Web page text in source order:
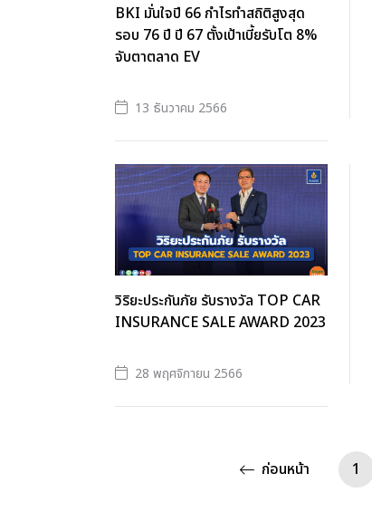
BKI มั่นใจปี 66 กำไรทำสถิติสูงสุด
รอบ 76 ปี ปี 67 ตั้งเป้าเบี้ยรับโต 8%
จับตาตลาด EV
13 ธันวาคม 2566
วิริยะประกันภัย รับรางวัล TOP CAR
INSURANCE SALE AWARD 2023
28 พฤศจิกายน 2566
ก่อนหน้า 1